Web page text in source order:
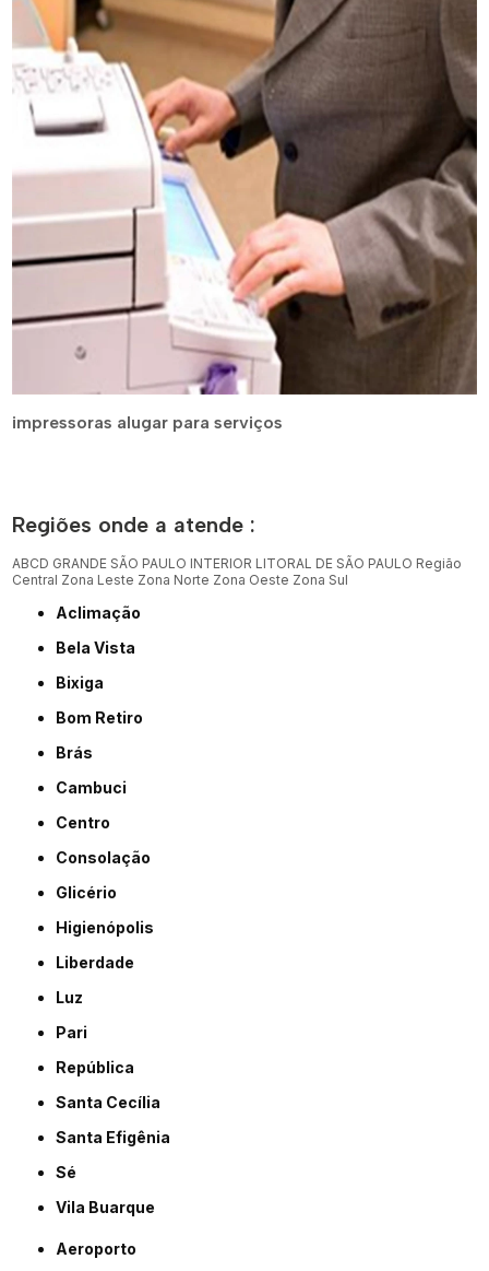
impressoras alugar para serviços
Regiões onde a atende :
ABCD GRANDE SÃO PAULO INTERIOR LITORAL DE SÃO PAULO Região
Central Zona Leste Zona Norte Zona Oeste Zona Sul
Aclimação
Bela Vista
Bixiga
Bom Retiro
Brás
Cambuci
Centro
Consolação
Glicério
Higienópolis
Liberdade
Luz
Pari
República
Santa Cecília
Santa Efigênia
Sé
Vila Buarque
Aeroporto